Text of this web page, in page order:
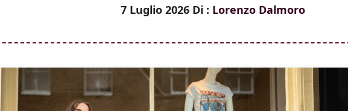
7 Luglio 2026 Di : Lorenzo Dalmoro